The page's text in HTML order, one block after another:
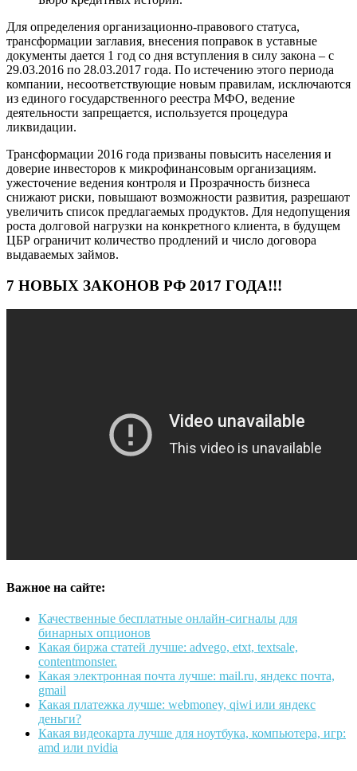
Для определения организационно-правового статуса,
трансформации заглавия, внесения поправок в уставные
документы дается 1 год со дня вступления в силу закона – с
29.03.2016 по 28.03.2017 года. По истечению этого периода
компании, несоответствующие новым правилам, исключаются
из единого государственного реестра МФО, ведение
деятельности запрещается, используется процедура
ликвидации.
Трансформации 2016 года призваны повысить населения и
доверие инвесторов к микрофинансовым организациям.
ужесточение ведения контроля и Прозрачность бизнеса
снижают риски, повышают возможности развития, разрешают
увеличить список предлагаемых продуктов. Для недопущения
роста долговой нагрузки на конкретного клиента, в будущем
ЦБР ограничит количество продлений и число договора
выдаваемых займов.
7 НОВЫХ ЗАКОНОВ РФ 2017 ГОДА!!!
Важное на сайте:
Качественные бесплатные онлайн-сигналы для
бинарных опционов
Какая биржа статей лучше: advego, etxt, textsale,
contentmonster.
Какая электронная почта лучше: mail.ru, яндекс почта,
gmail
Какая платежка лучше: webmoney, qiwi или яндекс
деньги?
Какая видеокарта лучше для ноутбука, компьютера, игр:
amd или nvidia